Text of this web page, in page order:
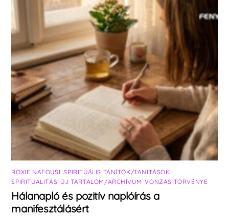
ROXIE NAFOUSI ,SPIRITUÁLIS TANÍTÓK/TANÍTÁSOK
SPIRITUALITÁS ÚJ TARTALOM/ARCHÍVUM ,VONZÁS TÖRVÉNYE
Hálanapló és pozitív naplóírás a
manifesztálásért